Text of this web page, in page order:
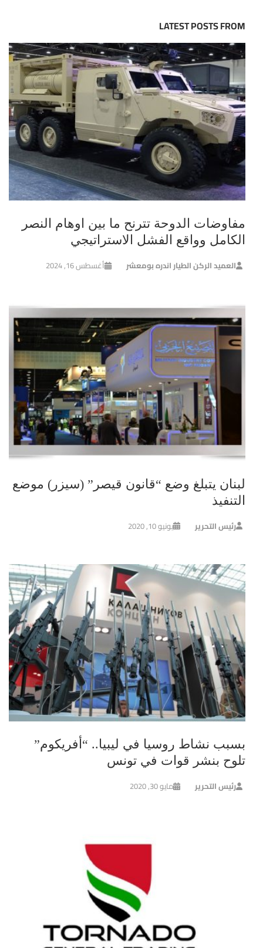
LATEST POSTS FROM
مفاوضات الدوحة تترنح ما بين اوهام النصر
الكامل وواقع الفشل الاستراتيجي
العميد الركن الطيار اندره بومعشر أغسطس 16, 2024
لبنان يتبلغ وضع “قانون قيصر” (سيزر) موضع
التنفيذ
رئيس التحرير يونيو 10, 2020
بسبب نشاط روسيا في ليبيا.. “أفريكوم”
تلوح بنشر قوات في تونس
رئيس التحرير مايو 30, 2020